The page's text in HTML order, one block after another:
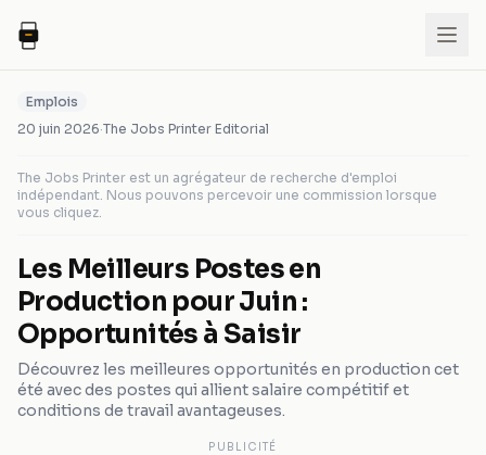
Emplois
20 juin 2026·The Jobs Printer Editorial
The Jobs Printer est un agrégateur de recherche d'emploi
indépendant. Nous pouvons percevoir une commission lorsque
vous cliquez.
Les Meilleurs Postes en
Production pour Juin :
Opportunités à Saisir
Découvrez les meilleures opportunités en production cet
été avec des postes qui allient salaire compétitif et
conditions de travail avantageuses.
PUBLICITÉ